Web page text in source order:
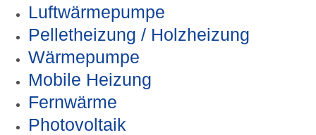
Luftwärmepumpe
Pelletheizung / Holzheizung
Wärmepumpe
Mobile Heizung
Fernwärme
Photovoltaik